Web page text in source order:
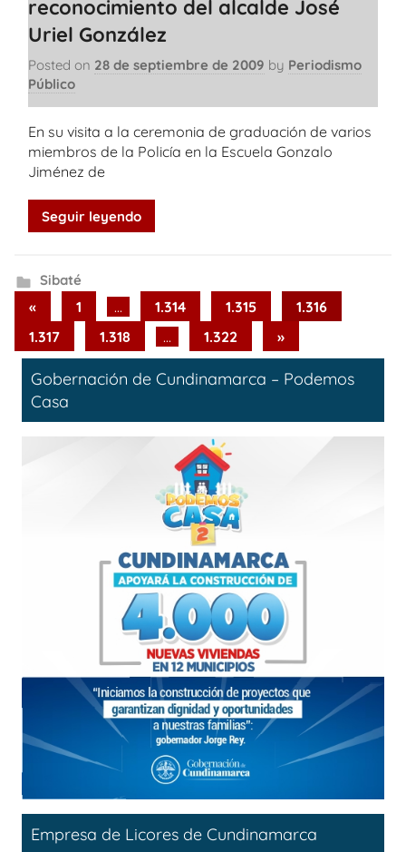
reconocimiento del alcalde José
Uriel González
Posted on 28 de septiembre de 2009 by Periodismo
Público
En su visita a la ceremonia de graduación de varios
miembros de la Policía en la Escuela Gonzalo
Jiménez de
Seguir leyendo
Sibaté
Paginación
de
entradas
«Previous
Posts
1 … 1.314 1.315
1.316
1.317
1.318 … 1.322
Next
Posts
»
Gobernación de Cundinamarca – Podemos
Casa
Empresa de Licores de Cundinamarca